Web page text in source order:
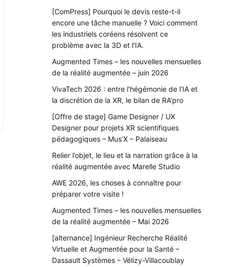
[ComPress] Pourquoi le devis reste-t-il
encore une tâche manuelle ? Voici comment
les industriels coréens résolvent ce
problème avec la 3D et l’IA.
Augmented Times – les nouvelles mensuelles
de la réalité augmentée – juin 2026
VivaTech 2026 : entre l’hégémonie de l’IA et
la discrétion de la XR, le bilan de RA’pro
[Offre de stage] Game Designer / UX
Designer pour projets XR scientifiques
pédagogiques – Mus’X – Palaiseau
Relier l’objet, le lieu et la narration grâce à la
réalité augmentée avec Marelle Studio
AWE 2026, les choses à connaître pour
préparer votre visite !
Augmented Times – les nouvelles mensuelles
de la réalité augmentée – Mai 2026
[alternance] Ingénieur Recherche Réalité
Virtuelle et Augmentée pour la Santé –
Dassault Systèmes – Vélizy-Villacoublay